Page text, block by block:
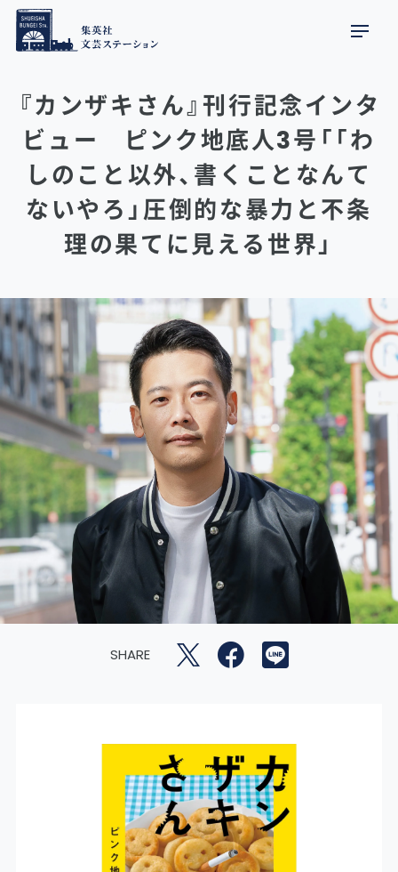
『カンザキさん』刊行記念インタ
ビュー ピンク地底人3号「「わ
しのこと以外、書くことなんて
ないやろ」圧倒的な暴力と不条
理の果てに見える世界」
SHARE